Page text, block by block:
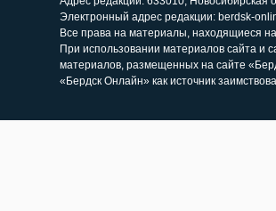
Электронный адрес редакции: berdsk-
Все права на материалы, находящиеся
При использовании материалов сайта и
материалов, размещенных на сайте
«Бердск Онлайн» как источник